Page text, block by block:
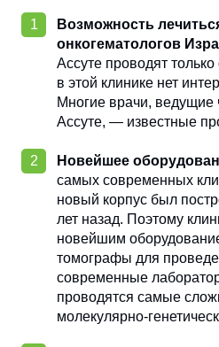
Возможность
онкогематологов
Ассуте проводят
в этой клинике нет
Многие врачи, ведущие
Ассуте, — известные
Новейшее
самых современных
новый корпус был
лет назад. Поэтому
новейшим
томографы для
современные
проводятся самые
молекулярно-